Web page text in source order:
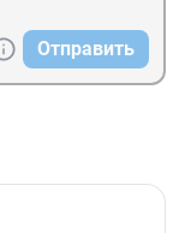
Отправить